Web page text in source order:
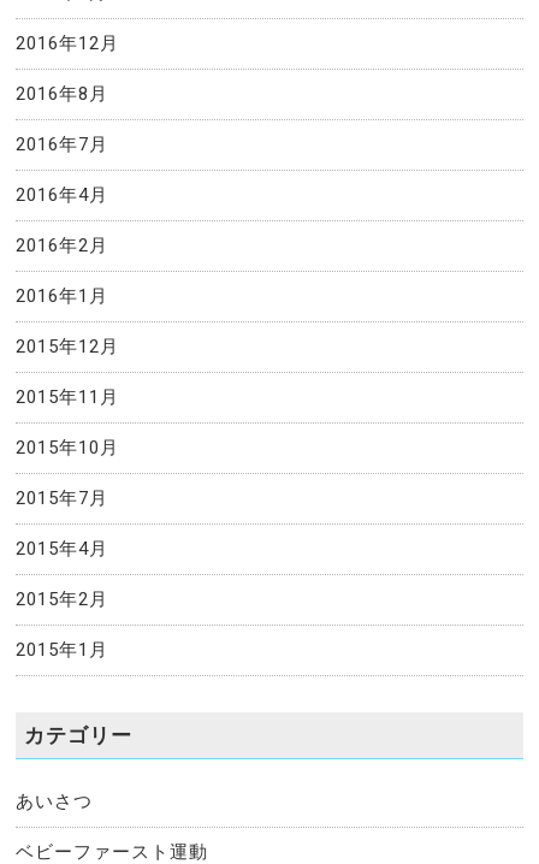
2016年12月
2016年8月
2016年7月
2016年4月
2016年2月
2016年1月
2015年12月
2015年11月
2015年10月
2015年7月
2015年4月
2015年2月
2015年1月
カテゴリー
あいさつ
ベビーファースト運動